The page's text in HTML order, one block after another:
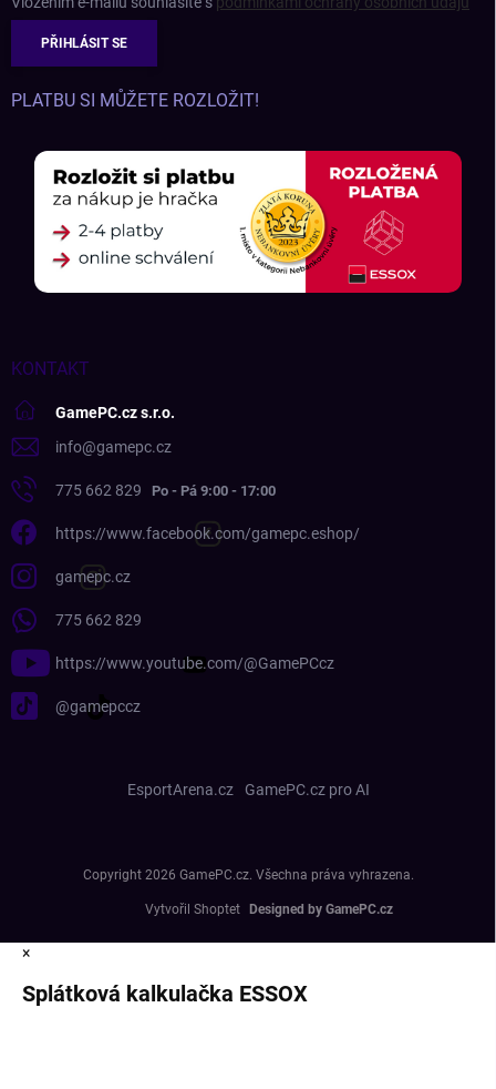
PŘIHLÁSIT SE
PLATBU SI MŮŽETE ROZLOŽIT!
KONTAKT
GamePC.cz s.r.o.
info@gamepc.cz
775 662 829
https://www.facebook.com/gamepc.eshop/
gamepc.cz
775 662 829
https://www.youtube.com/@GamePCcz
@gamepccz
EsportArena.cz GamePC.cz pro AI
Vytvořil Shoptet
Copyright 2026 GamePC.cz. Všechna práva vyhrazena.
×
Splátková kalkulačka ESSOX